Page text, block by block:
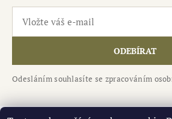
ODEBÍRAT
Odesláním souhlasíte se zpracováním